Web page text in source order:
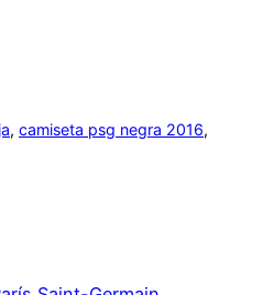
, camiseta psg negra 2016